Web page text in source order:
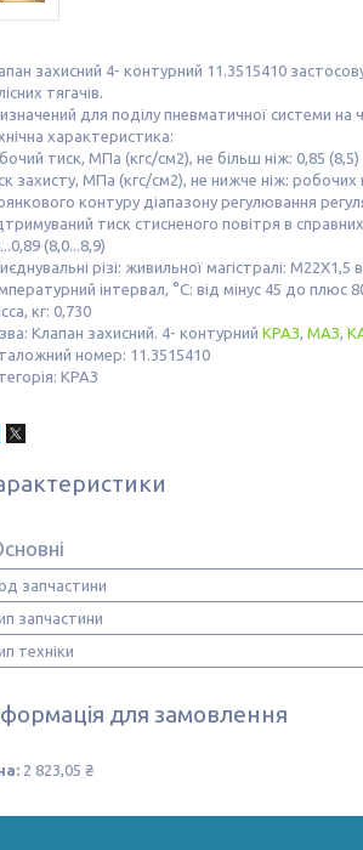
захисний 4- контурний 11.3515410
тягачів.
для поділу пневматичної системи
характеристика:
тиск, МПа (кгс/см2), не більш ніж: 0,85 (8,5)
захисту, МПа (кгс/см2), не нижче ніж: робочих
контуру діапазону регулювання
тиск стисненого повітря в
(8,0...8,9)
різі: живильної магістралі:
інтервал, °C: від мінус 45 до плюс
кг: 0,730
Клапан захисний. 4- контурний КРАЗ, МАЗ,
номер: 11.3515410
КРАЗ
запчастини
запчастини
техніки
для замовлення
2 823,05 ₴